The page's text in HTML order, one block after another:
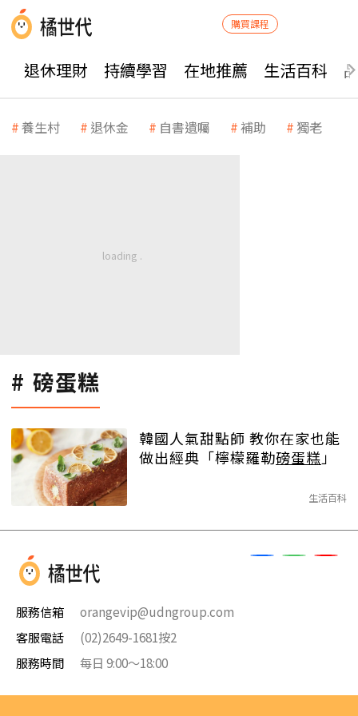
購買課程
退休理財 持續學習 在地推薦 生活百科
養生村 退休金 自書遺囑 補助 獨老
磅蛋糕
韓國人氣甜點師 教你在家也能
做出經典「檸檬羅勒磅蛋糕 」
生活百科
服務信箱
orangevip@udngroup.com
客服電話
(02)2649-1681按2
服務時間
每日 9:00～18:00